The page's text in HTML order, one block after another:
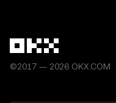
©2017 — 2026 OKX.COM